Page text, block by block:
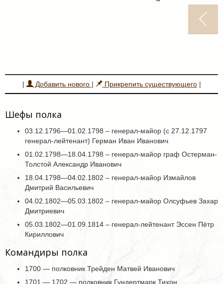
| Добавить нового | Прикрепить существующего|
Шефы полка
03.12.1796—01.02.1798 – генерал-майор (с 27.12.1797
генерал-лейтенант) Герман Иван Иванович
01.02.1798—18.04.1798 – генерал-майор граф Остерман-
Толстой Александр Иванович
18.04.1798—04.02.1802 – генерал-майор Измайлов
Дмитрий Васильевич
04.02.1802—05.03.1802 – генерал-майор Олсуфьев Захар
Дмитриевич
05.03.1802—01.09.1814 – генерал-лейтенант Эссен Пётр
Кириллович
Командиры полка
1700 — полковник Трейден Матвей Иванович
1701 — 1702 — полковник Гундертмарк Тихон